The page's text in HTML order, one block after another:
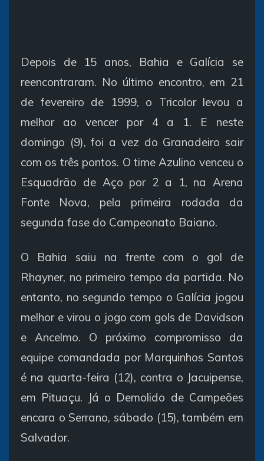
Depois de 15 anos, Bahia e Galícia se
reencontraram. No último encontro, em 21
de fevereiro de 1999, o Tricolor levou a
melhor ao vencer por 4 a 1. E neste
domingo (9), foi a vez do Granadeiro sair
com os três pontos. O time Azulino venceu o
Esquadrão de Aço por 2 a 1, na Arena
Fonte Nova, pela primeira rodada da
segunda fase do Campeonato Baiano.
O Bahia saiu na frente com o gol de
Rhayner, no primeiro tempo da partida. No
entanto, no segundo tempo o Galícia jogou
melhor e virou o jogo com gols de Davidson
e Ancelmo. O próximo compromisso da
equipe comandada por Marquinhos Santos
é na quarta-feira (12), contra o Jacuipense,
em Pituaçu. Já o Demolido de Campeões
encara o Serrano, sábado (15), também em
Salvador.